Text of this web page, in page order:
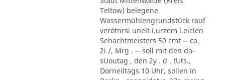
Teltow) belegene
Wassermühlengrundstück rauf
verötnrsi unelt i.urzem l.eiclen
Sehachtmeisters 50 cmt -- ca.
2i /, Mrg . -- soll mit den da-
sUoutag , den 2y . d . tUts.,
Dorneiltags 10 Uhr, sollen in